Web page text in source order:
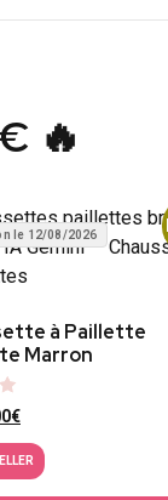
🔥
à Paillette
Marron
€
le 12/08/2026